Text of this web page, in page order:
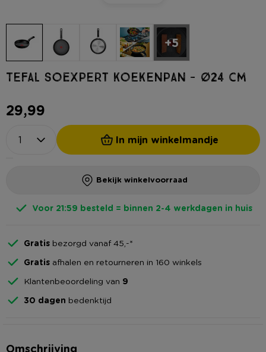
+5
Tefal SoExpert koekenpan - ø24 cm
29,99
In mijn winkelmandje
Bekijk winkelvoorraad
Voor 21:59 besteld = binnen 2-4 werkdagen in huis
Gratis bezorgd vanaf 45,-*
Gratis afhalen en retourneren in 160 winkels
Klantenbeoordeling van 9
30 dagen bedenktijd
Omschrijving